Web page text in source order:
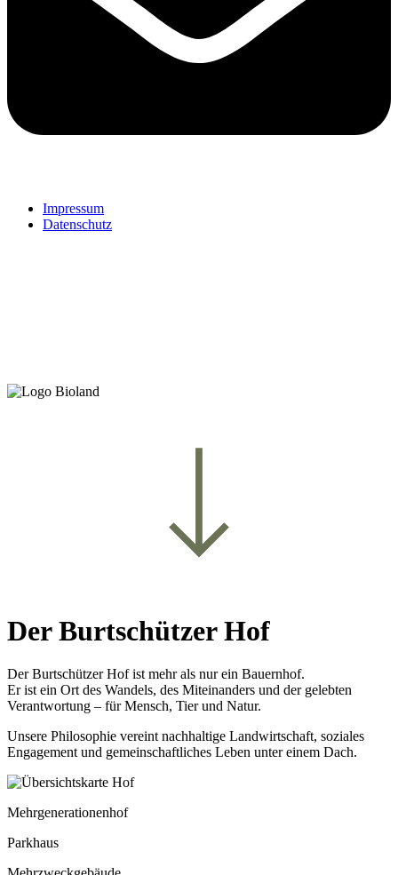
Impressum
Datenschutz
Der Burtschützer Hof
Der Burtschützer Hof ist mehr als nur ein Bauernhof.
Er ist ein Ort des Wandels, des Miteinanders und der gelebten
Verantwortung – für Mensch, Tier und Natur.
Unsere Philosophie vereint nachhaltige Landwirtschaft, soziales
Engagement und gemeinschaftliches Leben unter einem Dach.
Mehrgenerationenhof
Parkhaus